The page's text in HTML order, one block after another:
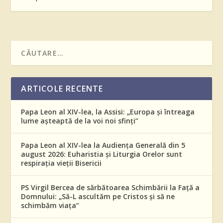
ARTICOLE RECENTE
Papa Leon al XIV-lea, la Assisi: „Europa și întreaga
lume așteaptă de la voi noi sfinți”
Papa Leon al XIV-lea la Audiența Generală din 5
august 2026: Euharistia și Liturgia Orelor sunt
respirația vieții Bisericii
PS Virgil Bercea de sărbătoarea Schimbării la Față a
Domnului: „Să-L ascultăm pe Cristos și să ne
schimbăm viața”